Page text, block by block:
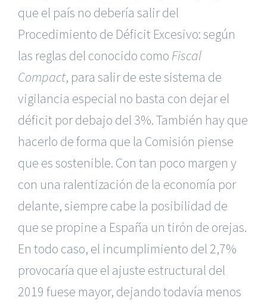
que el país no debería salir del
Procedimiento de Déficit Excesivo: según
las reglas del conocido como Fiscal
Compact, para salir de este sistema de
vigilancia especial no basta con dejar el
déficit por debajo del 3%. También hay que
hacerlo de forma que la Comisión piense
que es sostenible. Con tan poco margen y
con una ralentización de la economía por
delante, siempre cabe la posibilidad de
que se propine a España un tirón de orejas.
En todo caso, el incumplimiento del 2,7%
provocaría que el ajuste estructural del
2019 fuese mayor, dejando todavía menos
|Reclamación de Accidentes en Alicante|Reclamación
de Accidentes en Madrid|BGD Abogados Madrid|GM